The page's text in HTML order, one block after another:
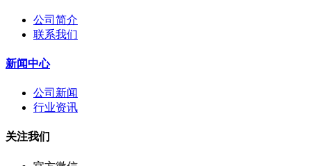
公司简介
联系我们
新闻中心
公司新闻
行业资讯
关注我们